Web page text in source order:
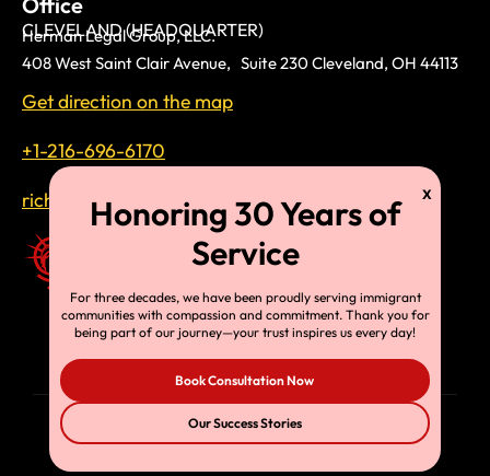
CLEVELAND (HEADQUARTER)
Herman Legal Group, LLC.
408 West Saint Clair Avenue, Suite 230 Cleveland, OH 44113
Get direction on the map
+1-216-696-6170
richardtmherman@gmail.com
© Copyright 2025, HLG, LLC. All Rights Reserved
For three decades, we have been proudly serving immigrant
communities with compassion and commitment. Thank you for
being part of our journey—your trust inspires us every day!
Book Consultation Now
Our Success Stories